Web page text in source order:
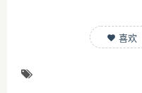
喜欢